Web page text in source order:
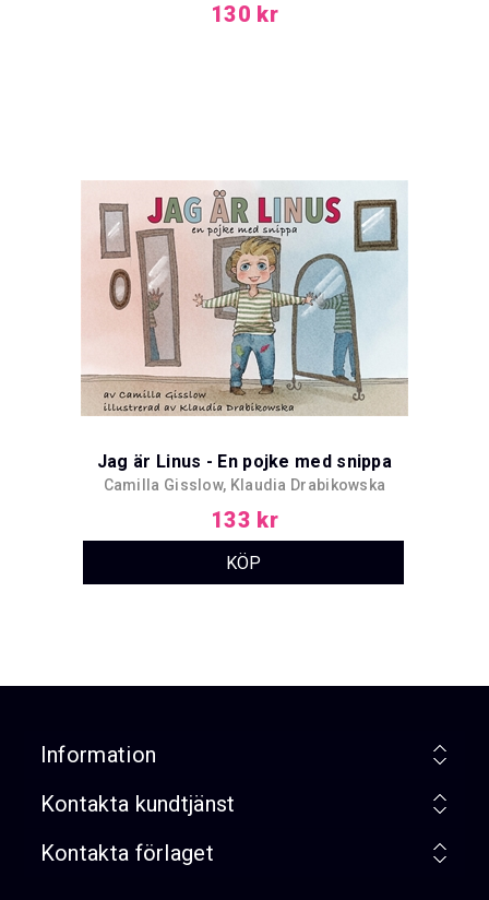
130 kr
Jag är Linus - En pojke med snippa
Camilla Gisslow, Klaudia Drabikowska
133 kr
Information
Kontakta kundtjänst
Kontakta förlaget